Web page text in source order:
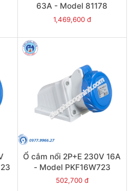
63A - Model 81178
1,469,600 đ
Ổ cắm nổi 2P+E 230V 16A
- Model PKF16W723
502,700 đ